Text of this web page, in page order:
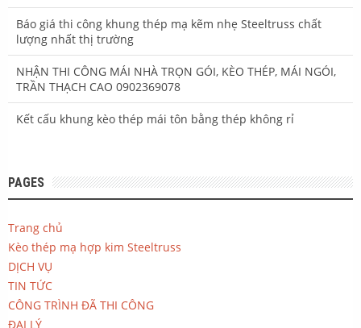
Báo giá thi công khung thép mạ kẽm nhẹ Steeltruss chất
lượng nhất thị trường
NHẬN THI CÔNG MÁI NHÀ TRỌN GÓI, KÈO THÉP, MÁI NGÓI,
TRẦN THẠCH CAO 0902369078
Kết cấu khung kèo thép mái tôn bằng thép không rỉ
PAGES
Trang chủ
Kèo thép mạ hợp kim Steeltruss
DỊCH VỤ
TIN TỨC
CÔNG TRÌNH ĐÃ THI CÔNG
ĐẠI LÝ